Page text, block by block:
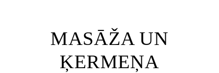
MASĀŽA UN
ĶERMEŅA